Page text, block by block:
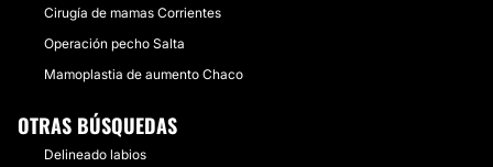
Cirugía de mamas Corrientes
Operación pecho Salta
Mamoplastia de aumento Chaco
OTRAS BÚSQUEDAS
Delineado labios